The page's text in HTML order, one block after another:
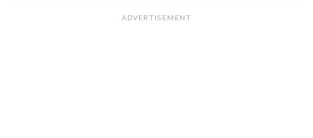
ADVERTISEMENT